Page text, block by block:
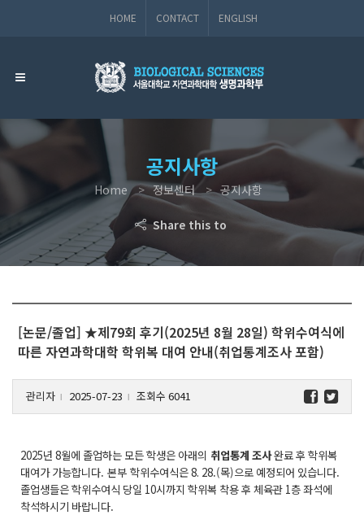
HOME CONTACT ENGLISH
공지사항
Home 정보센터 공지사항
Share this to
[논문/졸업] ★제79회 후기(2025년 8월 28일) 학위수여식에
따른 자연과학대학 학위복 대여 안내(취업통계조사 포함)
관리자 l 2025-07-23 l 조회수 6041
2025년 8월에 졸업하는 모든 학생은 아래의 취업통계 조사완료 후 학위복
대여가 가능합니다. 본부 학위수여식은 8. 28.(목)으로 예정되어 있습니다.
졸업생들은 학위수여식 당일 10시까지 학위복 착용 후 체육관 1층 좌석에
착석하시기 바랍니다.